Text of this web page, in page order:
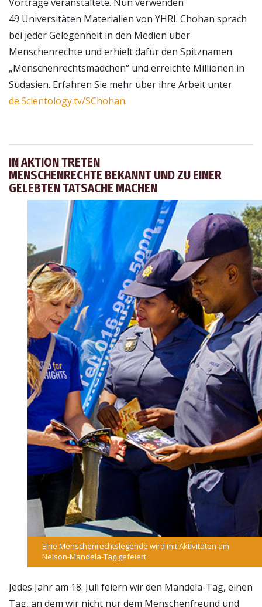
49 Universitäten Materialien von YHRI. Chohan sprach
bei jeder Gelegenheit in den Medien über
Menschenrechte und erhielt dafür den Spitznamen
„Menschenrechtsmädchen“ und erreichte Millionen in
Südasien. Erfahren Sie mehr über ihre Arbeit unter
de.Scientology.tv/SChohan.
IN AKTION TRETEN
MENSCHENRECHTE BEKANNT UND ZU EINER
GELEBTEN TATSACHE MACHEN
Eine Menschenrechtslegende wird mit Aktivitäten am
Nelson-Mandela-Tag gefeiert.
Jedes Jahr am 18. Juli feiern wir den Mandela-Tag, einen
Tag, an dem wir nicht nur dem Menschenfreund und